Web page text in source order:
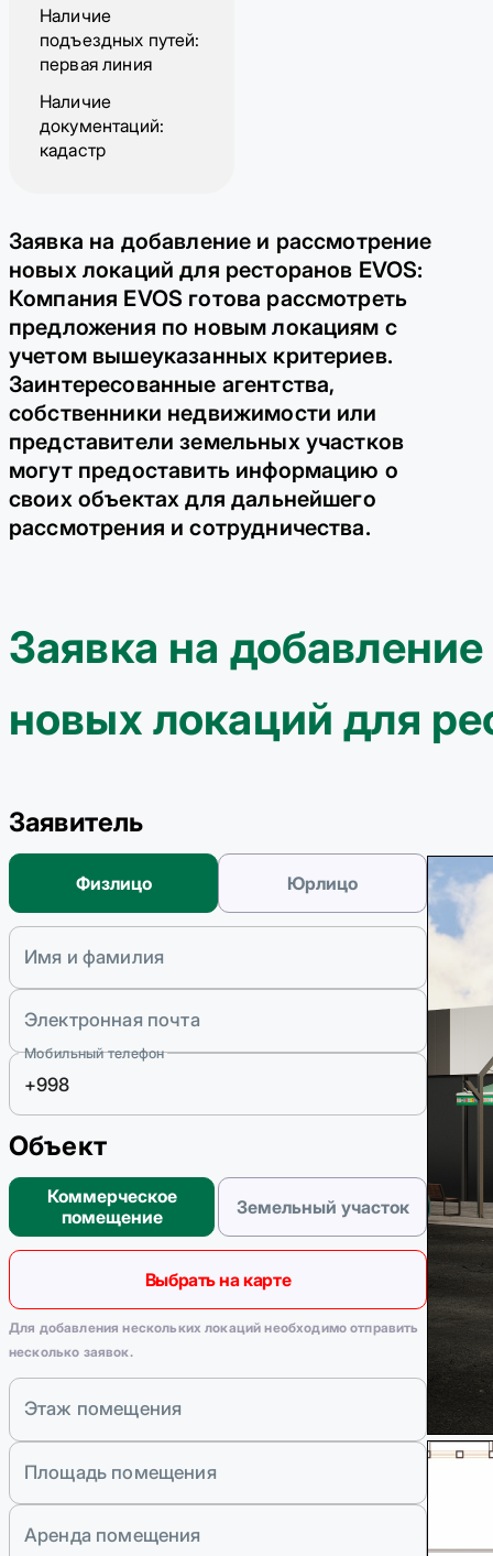
Наличие
подъездных путей:
первая линия
Наличие
документаций:
кадастр
Заявка на добавление и рассмотрение
новых локаций для ресторанов EVOS:
Компания EVOS готова рассмотреть
предложения по новым локациям с
учетом вышеуказанных критериев.
Заинтересованные агентства,
собственники недвижимости или
представители земельных участков
могут предоставить информацию о
своих объектах для дальнейшего
рассмотрения и сотрудничества.
Заявка на
новых локаций для
Заявитель
Физлицо Юрлицо
Имя и фамилия
Электронная почта
Мобильный телефон
Объект
Коммерческое
помещение
Земельный участок
Выбрать на карте
Для добавления нескольких локаций необходимо отправить
несколько заявок.
Этаж помещения
Площадь помещения
Аренда помещения